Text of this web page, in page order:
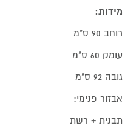
מידות:
רוחב 90 ס"מ
עומק 60 ס"מ
גובה 92 ס"מ
אבזור פנימי:
תבנית + רשת